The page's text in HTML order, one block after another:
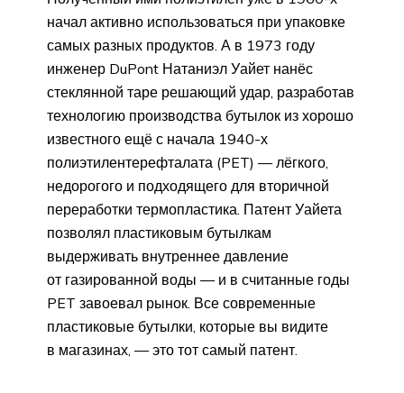
начал активно использоваться при упаковке
самых разных продуктов. А в 1973 году
инженер DuPont Натаниэл Уайет нанёс
стеклянной таре решающий удар, разработав
технологию производства бутылок из хорошо
известного ещё с начала 1940-х
полиэтилентерефталата (PET) — лёгкого,
недорогого и подходящего для вторичной
переработки термопластика. Патент Уайета
позволял пластиковым бутылкам
выдерживать внутреннее давление
от газированной воды — и в считанные годы
PET завоевал рынок. Все современные
пластиковые бутылки, которые вы видите
в магазинах, — это тот самый патент.